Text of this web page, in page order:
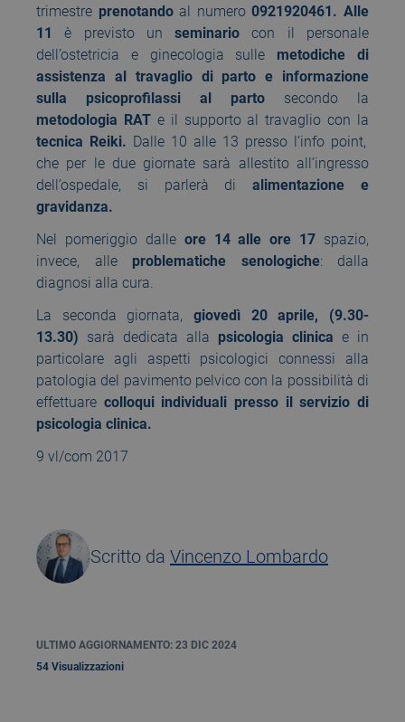
trimestre prenotandoal numero0921920461. Alle
11
è previsto unseminario con il personale
dell’ostetricia e ginecologia sulle metodiche di
assistenza al travaglio di parto e informazione
sulla psicoprofilassi al parto secondo la
metodologia RATe il supporto al travaglio con la
tecnica Reiki. Dalle 10 alle 13 presso l’info point,
che per le due giornate sarà allestito all’ingresso
dell’ospedale, si parlerà dialimentazione e
gravidanza.
Nel pomeriggio dalle ore 14 alle ore 17 spazio,
invece, alle problematiche senologiche: dalla
diagnosi alla cura.
La seconda giornata, giovedì 20 aprile, (9.30-
13.30) sarà dedicata alla psicologia clinica e in
particolare agli aspetti psicologici connessi alla
patologia del pavimento pelvico con la possibilità di
effettuare colloqui individuali presso il servizio di
psicologia clinica.
9 vl/com 2017
Scritto da Vincenzo Lombardo
ULTIMO AGGIORNAMENTO: 23 DIC 2024
54 Visualizzazioni